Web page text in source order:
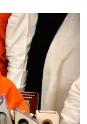
लिए
कांग्रेस
का
बड़ा
दांव,
यूपी
में
पूरी
सहप्रभारी
टीम
बदली,